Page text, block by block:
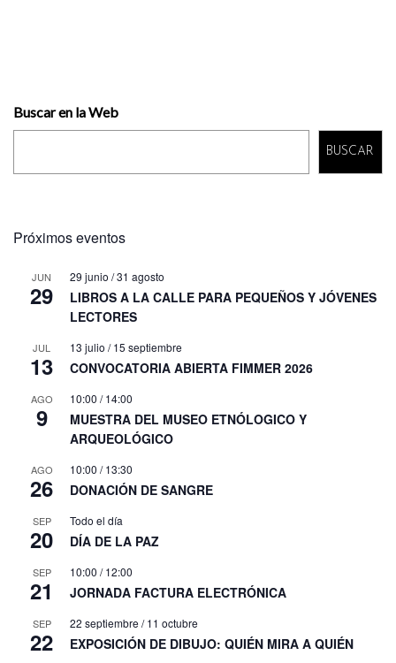
Buscar en la Web
BUSCAR
Próximos eventos
JUN
29
29 junio /31 agosto
LIBROS A LA CALLE PARA PEQUEÑOS Y JÓVENES
LECTORES
JUL
13
13 julio /15 septiembre
CONVOCATORIA ABIERTA FIMMER 2026
AGO
9
10:00 /14:00
MUESTRA DEL MUSEO ETNÓLOGICO Y
ARQUEOLÓGICO
AGO
26
10:00 /13:30
DONACIÓN DE SANGRE
SEP
20
Todo el día
DÍA DE LA PAZ
SEP
21
10:00 /12:00
JORNADA FACTURA ELECTRÓNICA
SEP
22
22 septiembre /11 octubre
EXPOSICIÓN DE DIBUJO: QUIÉN MIRA A QUIÉN